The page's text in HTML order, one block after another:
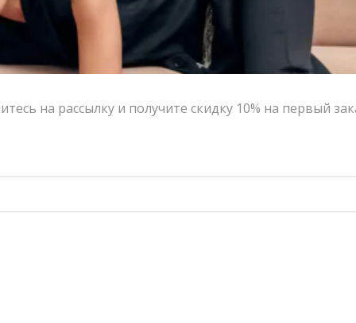
на рассылку и получите скидку 10% на первый